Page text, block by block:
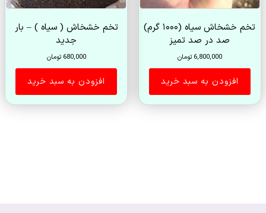
تخم خشخاش سیاه (۱۰۰۰ گرم)
صد در صد تمیز
6,800,000 تومان
افزودن به سبد خرید
تخم خشخاش ( سیاه ) – بار
جدید
680,000 تومان
افزودن به سبد خرید